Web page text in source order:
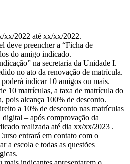
xx/2022 até xx/xx/2022.
deve preencher a “Ficha de
do amigo indicado.
na secretaria da Unidade I.
no ato da renovação de matrícula.
indicar 10 amigos ou mais.
10 matrículas, a taxa de matrícula do
pois alcança 100% de desconto.
a 10% de desconto nas matrículas
digital – após comprovação da
realizada até dia xx/xx/2023 .
entrará em contato com o
a escola e todas as questões